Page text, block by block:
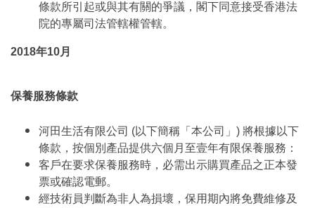
條款所引起或與其有關的爭議，閣下同意接受香港法
院的專屬司法管轄權管轄。
2018年10月
保養服務條款
河田生活有限公司 (以下簡稱「本公司」) 將根據以下
條款，按個別產品提供六個月至壹年有限保養服務：
客戶在要求保養服務時，必需出示購買產品之正本發
票或確認電郵。
經技術員判斷為非人為損壞，保用期內將免費維修及